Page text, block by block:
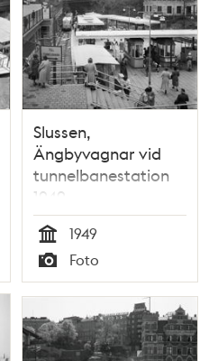
Slussen,
Ängbyvagnar vid
tunnelbanestation
1949
Tid
1949
Typ
Foto